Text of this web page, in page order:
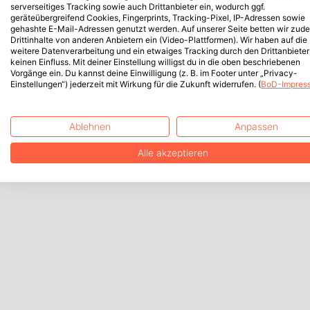
serverseitiges Tracking sowie auch Drittanbieter ein, wodurch ggf.
geräteübergreifend Cookies, Fingerprints, Tracking-Pixel, IP-Adressen sowie
gehashte E-Mail-Adressen genutzt werden. Auf unserer Seite betten wir
Drittinhalte von anderen Anbietern ein (Video-Plattformen). Wir haben auf die
weitere Datenverarbeitung und ein etwaiges Tracking durch den Drittanbieter
keinen Einfluss. Mit deiner Einstellung willigst du in die oben beschriebenen
Vorgänge ein. Du kannst deine Einwilligung (z. B. im Footer unter „Privacy-
Einstellungen“) jederzeit mit Wirkung für die Zukunft widerrufen. (BoD-
Ablehnen Anpassen
Alle akzeptieren